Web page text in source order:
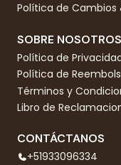
Política de Cambios
SOBRE NOSOTROS
Política de
Política de
Términos y
Libro de
CONTÁCTANOS
+51933096334